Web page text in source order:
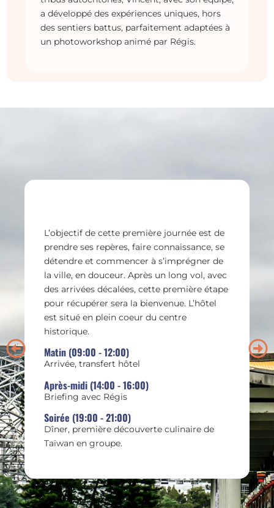
a développé des expériences uniques, hors
des sentiers battus, parfaitement adaptées à
un photoworkshop animé par Régis.
L’objectif de cette première journée est de
prendre ses repères, faire connaissance, se
détendre et commencer à s’imprégner de
la ville, en douceur. Après un long vol, avec
des arrivées décalées, cette première étape
pour récupérer sera la bienvenue. L’hôtel
est situé en plein coeur du centre
historique.
Matin (09:00 - 12:00)
Arrivée, transfert hôtel
Après-midi (14:00 - 16:00)
Briefing avec Régis
Soirée (19:00 - 21:00)
Dîner, première découverte culinaire de
Taïwan en groupe.